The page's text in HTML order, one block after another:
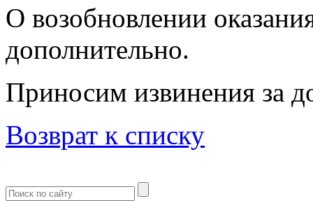
О возобновлении
дополнительно.
Приносим извинения за
Возврат к списку